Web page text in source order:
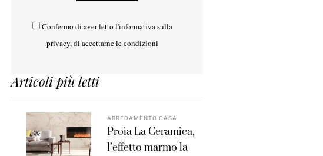
Confermo di aver letto l'informativa sulla
privacy, di accettarne le condizioni
Articoli più letti
ARREDAMENTO CASA
Proia La Ceramica,
l’effetto marmo la